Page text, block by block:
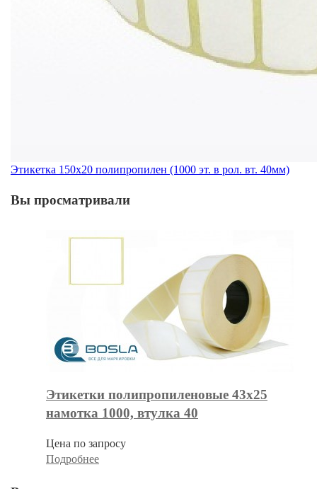
Этикетка 150х20 полипропилен (1000 эт. в рол. вт. 40мм)
Вы просматривали
Этикетки полипропиленовые 43х25
намотка 1000, втулка 40
Цена по запросу
Подробнее